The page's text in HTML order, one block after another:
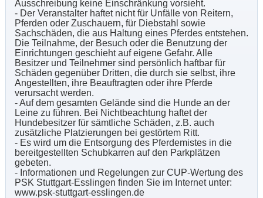
Ausschreibung keine Einschränkung vorsieht.
- Der Veranstalter haftet nicht für Unfälle von Reitern,
Pferden oder Zuschauern, für Diebstahl sowie
Sachschäden, die aus Haltung eines Pferdes entstehen.
Die Teilnahme, der Besuch oder die Benutzung der
Einrichtungen geschieht auf eigene Gefahr. Alle
Besitzer und Teilnehmer sind persönlich haftbar für
Schäden gegenüber Dritten, die durch sie selbst, ihre
Angestellten, ihre Beauftragten oder ihre Pferde
verursacht werden.
- Auf dem gesamten Gelände sind die Hunde an der
Leine zu führen. Bei Nichtbeachtung haftet der
Hundebesitzer für sämtliche Schäden, z.B. auch
zusätzliche Platzierungen bei gestörtem Ritt.
- Es wird um die Entsorgung des Pferdemistes in die
bereitgestellten Schubkarren auf den Parkplätzen
gebeten.
- Informationen und Regelungen zur CUP-Wertung des
PSK Stuttgart-Esslingen finden Sie im Internet unter:
www.psk-stuttgart-esslingen.de